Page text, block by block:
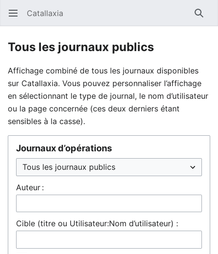
Ouvrir le menu principal Catallaxia
Tous les journaux publics
Affichage combiné de tous les journaux disponibles
sur Catallaxia. Vous pouvez personnaliser l’affichage
en sélectionnant le type de journal, le nom d’utilisateur
ou la page concernée (ces deux derniers étant
sensibles à la casse).
Journaux d’opérations
Auteur :
Cible (titre ou Utilisateur:Nom d’utilisateur) :